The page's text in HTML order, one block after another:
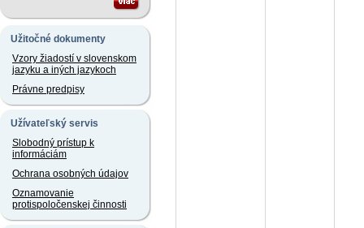
Užitočné dokumenty
Vzory žiadostí v slovenskom
jazyku a iných jazykoch
Právne predpisy
Užívateľský servis
Slobodný prístup k
informáciám
Ochrana osobných údajov
Oznamovanie
protispoločenskej činnosti